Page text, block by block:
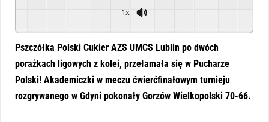
1x
Pszczółka Polski Cukier AZS UMCS Lublin po dwóch
porażkach ligowych z kolei, przełamała się w Pucharze
Polski! Akademiczki w meczu ćwierćfinałowym turnieju
rozgrywanego w Gdyni pokonały Gorzów Wielkopolski 70-66.